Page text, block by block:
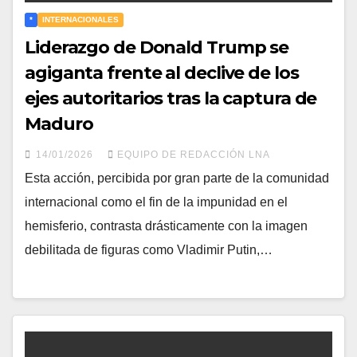
* INTERNACIONALES
Liderazgo de Donald Trump se
agiganta frente al declive de los
ejes autoritarios tras la captura de
Maduro
14/01/2026 EQUIPO DE REDACCIÓN LNA
Esta acción, percibida por gran parte de la comunidad
internacional como el fin de la impunidad en el
hemisferio, contrasta drásticamente con la imagen
debilitada de figuras como Vladimir Putin,…